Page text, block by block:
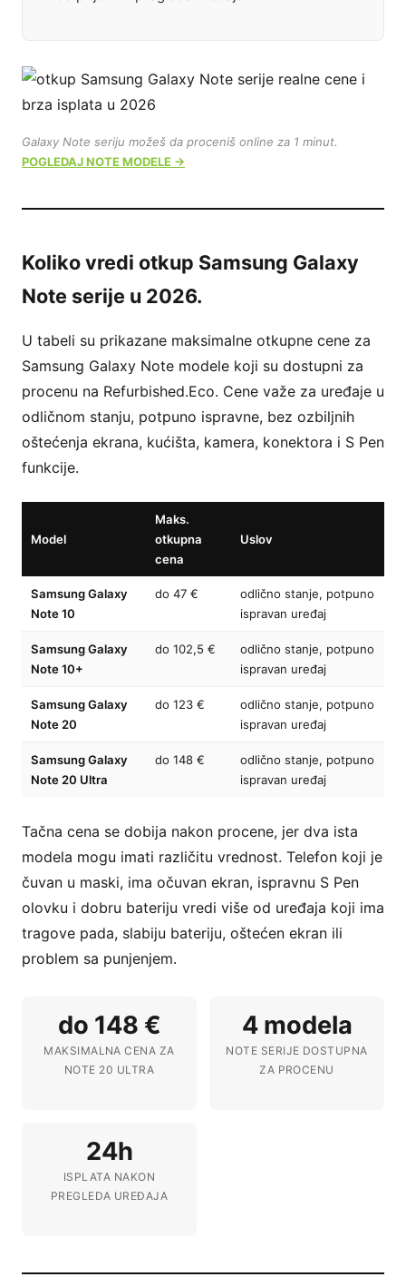
Galaxy Note seriju možeš da proceniš online za 1 minut.
POGLEDAJ NOTE MODELE →
Koliko vredi otkup Samsung Galaxy
Note serije u 2026.
U tabeli su prikazane maksimalne otkupne cene za
Samsung Galaxy Note modele koji su dostupni za
procenu na Refurbished.Eco. Cene važe za uređaje u
odličnom stanju, potpuno ispravne, bez ozbiljnih
oštećenja ekrana, kućišta, kamera, konektora i S Pen
funkcije.
Model
Maks.
otkupna
cena
Uslov
Samsung Galaxy
Note 10
do 47 €
odlično stanje, potpuno
ispravan uređaj
Samsung Galaxy
Note 10+
do 102,5 €
odlično stanje, potpuno
ispravan uređaj
Samsung Galaxy
Note 20
do 123 €
odlično stanje, potpuno
ispravan uređaj
Samsung Galaxy
Note 20 Ultra
do 148 €
odlično stanje, potpuno
ispravan uređaj
Tačna cena se dobija nakon procene, jer dva ista
modela mogu imati različitu vrednost. Telefon koji je
čuvan u maski, ima očuvan ekran, ispravnu S Pen
olovku i dobru bateriju vredi više od uređaja koji ima
tragove pada, slabiju bateriju, oštećen ekran ili
problem sa punjenjem.
do 148 €
MAKSIMALNA CENA ZA
NOTE 20 ULTRA
4 modela
NOTE SERIJE DOSTUPNA
ZA PROCENU
24h
ISPLATA NAKON
PREGLEDA UREĐAJA